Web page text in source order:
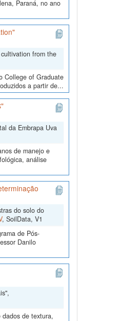
Paraná, no ano
from the
College of Graduate
a partir de...
da Embrapa Uva
de manejo e
análise
do solo do
, SoilData, V1
de Pós-
Danilo
dados de textura,